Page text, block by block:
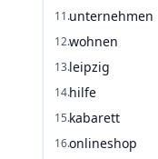
11.unternehmen
12.wohnen
13.leipzig
14.hilfe
15.kabarett
16.onlineshop